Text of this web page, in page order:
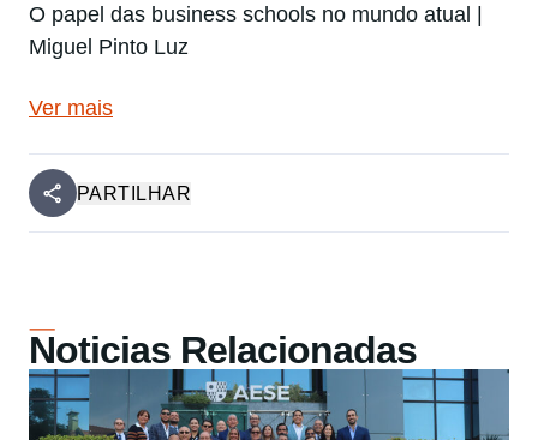
PARTILHAR
O papel das business schools no mundo atual |
Miguel Pinto Luz
Ver mais
Noticias Relacionadas